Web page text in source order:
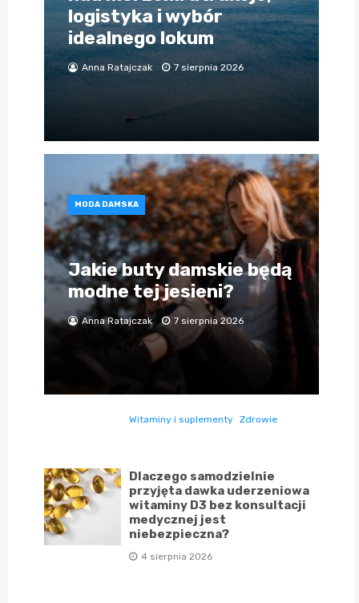
logistyka i wybór
idealnego lokum
Anna Ratajczak 7 sierpnia 2026
MODA DAMSKA
Jakie buty damskie będą
modne tej jesieni?
Anna Ratajczak 7 sierpnia 2026
Witaminy i suplementy Zdrowie
Dlaczego samodzielnie
przyjęta dawka uderzeniowa
witaminy D3 bez konsultacji
medycznej jest
niebezpieczna?
4 sierpnia 2026